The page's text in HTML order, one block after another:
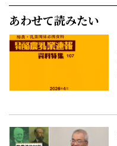
あわせて読みたい